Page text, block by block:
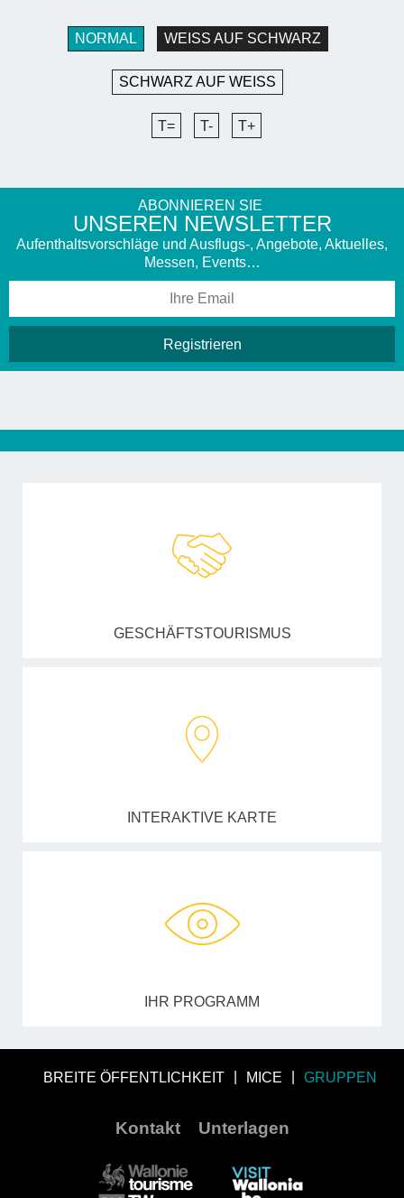
NORMAL WEISS AUF SCHWARZ
SCHWARZ AUF WEISS
T= T- T+
ABONNIEREN SIE
UNSEREN NEWSLETTER
Aufenthaltsvorschläge und Ausflugs-, Angebote, Aktuelles,
Messen, Events…
GESCHÄFTSTOURISMUS
INTERAKTIVE KARTE
IHR PROGRAMM
BREITE ÖFFENTLICHKEIT MICE GRUPPEN
Kontakt Unterlagen